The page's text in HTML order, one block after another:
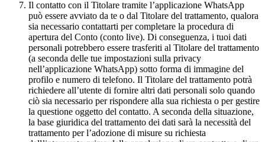
Il contatto con il Titolare tramite l’applicazione WhatsApp
può essere avviato da te o dal Titolare del trattamento, qualora
sia necessario contattarti per completare la procedura di
apertura del Conto (conto live). Di conseguenza, i tuoi dati
personali potrebbero essere trasferiti al Titolare del trattamento
(a seconda delle tue impostazioni sulla privacy
nell’applicazione WhatsApp) sotto forma di immagine del
profilo e numero di telefono. Il Titolare del trattamento potrà
richiedere all’utente di fornire altri dati personali solo quando
ciò sia necessario per rispondere alla sua richiesta o per gestire
la questione oggetto del contatto. A seconda della situazione,
la base giuridica del trattamento dei dati sarà la necessità del
trattamento per l’adozione di misure su richiesta